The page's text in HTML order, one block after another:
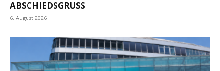
ABSCHIEDSGRUSS
6. August 2026